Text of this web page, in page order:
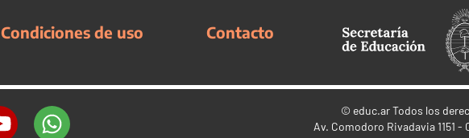
Condiciones de uso Contacto
© educ.arTodos los
Av. Comodoro Rivadavia 1151